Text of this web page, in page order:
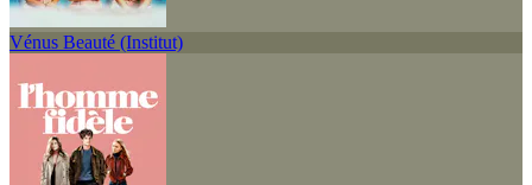
Vénus Beauté (Institut)